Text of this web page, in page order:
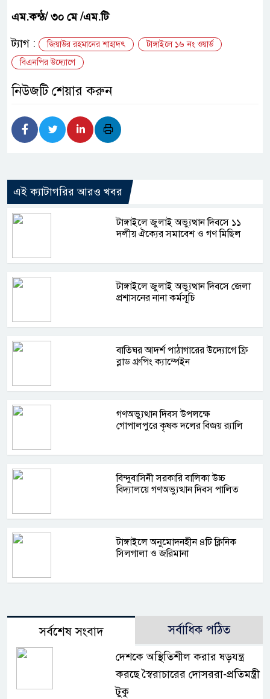
এম.কন্ঠ/ ৩০ মে /এম.টি
ট্যাগ :
জিয়াউর রহমানের শাহাদৎ
টাঙ্গাইলে ১৬ নং ওয়ার্ড
বিএনপির উদ্যোগে
নিউজটি শেয়ার করুন
এই ক্যাটাগরির আরও খবর
টাঙ্গাইলে জুলাই অভ্যুত্থান দিবসে ১১
দলীয় ঐক্যের সমাবেশ ও গণ মিছিল
টাঙ্গাইলে জুলাই অভ্যুত্থান দিবসে জেলা
প্রশাসনের নানা কর্মসূচি
বাতিঘর আদর্শ পাঠাগারের উদ্যোগে ফ্রি
ব্লাড গ্রুপিং ক্যাম্পেইন
গণঅভ্যুত্থান দিবস উপলক্ষে
গোপালপুরে কৃষক দলের বিজয় র‍্যালি
বিন্দুবাসিনী সরকারি বালিকা উচ্চ
বিদ্যালয়ে গণঅভ্যুত্থান দিবস পালিত
টাঙ্গাইলে অনুমোদনহীন ৪টি ক্লিনিক
সিলগালা ও জরিমানা
সর্বশেষ সংবাদ সর্বাধিক পঠিত
দেশকে অস্থিতিশীল করার ষড়যন্ত্র
করছে স্বৈরাচারের দোসররা-প্রতিমন্ত্রী
টুকু